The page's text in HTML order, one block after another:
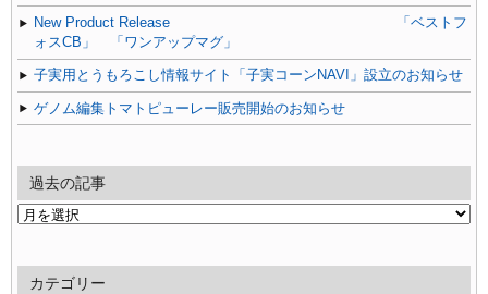
New Product Release 「ベストフ
ォスCB」 「ワンアップマグ」
子実用とうもろこし情報サイト「子実コーンNAVI」設立のお知らせ
ゲノム編集トマトピューレー販売開始のお知らせ
過去の記事
過
記カテゴリー